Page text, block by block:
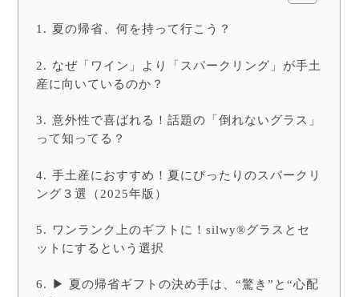
夏の帰省、何を持って行こう？
なぜ「ワイン」より「スパークリング」が手土
産に向いているのか？
意外性で喜ばれる！話題の「倒れないグラス」
って知ってる？
手土産におすすめ！夏にぴったりのスパークリ
ング３選（2025年版）
ワンランク上のギフトに！silwy®グラスとセ
ットにするという選択
▶ 夏の帰省ギフトの決め手は、“驚き”と“心配